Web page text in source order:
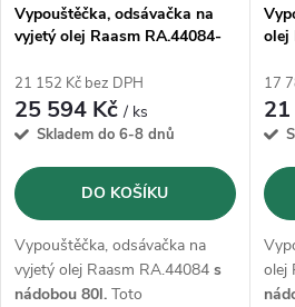
Vypouštěčka, odsávačka na
vyjetý olej Raasm RA.44084-
21 152 Kč bez DPH
25 594 Kč/ ks
Skladem do 6-8 dnů
DO KOŠÍKU
Vypouštěčka, odsávačka na
vyjetý olej Raasm RA.44084 s
nádobou 80l. Toto
olej
17
olej